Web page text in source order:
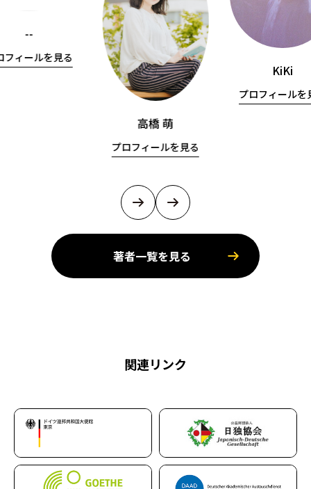
--
フィールを見る
高橋 萌
プロフィールを見る
KiKi
プロフィールを
著者一覧を見る
関連リンク